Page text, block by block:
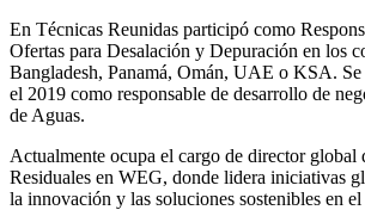
En Técnicas Reunidas participó como
Ofertas para Desalación y Depuración en los
Bangladesh, Panamá, Omán, UAE o KSA.
el 2019 como responsable de desarrollo de
de Aguas.
Actualmente ocupa el cargo de director global
Residuales en WEG, donde lidera iniciativas
la innovación y las soluciones sostenibles en el